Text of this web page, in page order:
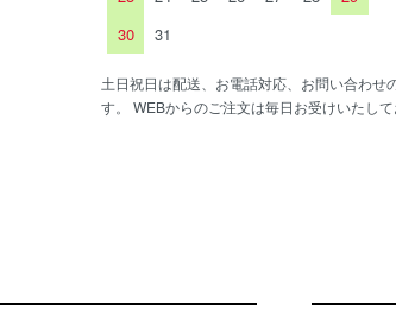
30
31
土日祝日は配送、お電話対応、お問い合わせ
す。 WEBからのご注文は毎日お受けいたして